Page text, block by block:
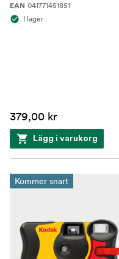
EAN 041771451851
I lager
379,00 kr
Lägg i varukorg
Kommer snart